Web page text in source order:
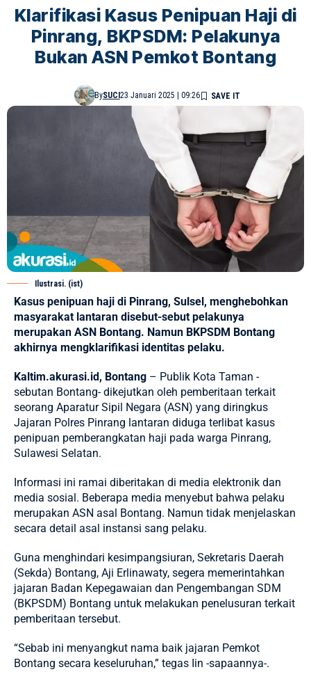
Klarifikasi Kasus Penipuan Haji di
Pinrang, BKPSDM: Pelakunya
Bukan ASN Pemkot Bontang
BySUCI23 Januari 2025 | 09:26
Ilustrasi. (ist)
Kasus penipuan haji di Pinrang, Sulsel, menghebohkan
masyarakat lantaran disebut-sebut pelakunya
merupakan ASN Bontang. Namun BKPSDM Bontang
akhirnya mengklarifikasi identitas pelaku.
Kaltim.akurasi.id, Bontang – Publik Kota Taman -
sebutan Bontang- dikejutkan oleh pemberitaan terkait
seorang Aparatur Sipil Negara (ASN) yang diringkus
Jajaran Polres Pinrang lantaran diduga terlibat kasus
penipuan pemberangkatan haji pada warga Pinrang,
Sulawesi Selatan.
Informasi ini ramai diberitakan di media elektronik dan
media sosial. Beberapa media menyebut bahwa pelaku
merupakan ASN asal Bontang. Namun tidak menjelaskan
secara detail asal instansi sang pelaku.
Guna menghindari kesimpangsiuran, Sekretaris Daerah
(Sekda) Bontang, Aji Erlinawaty, segera memerintahkan
jajaran Badan Kepegawaian dan Pengembangan SDM
(BKPSDM) Bontang untuk melakukan penelusuran terkait
pemberitaan tersebut.
“Sebab ini menyangkut nama baik jajaran Pemkot
Bontang secara keseluruhan,” tegas Iin -sapaannya-.